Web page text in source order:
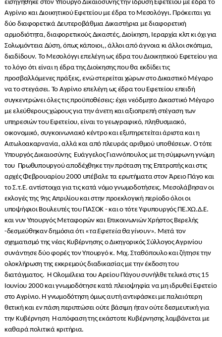
εισηγήθηκε στον Υπουργό Δικαιοσύνης την ίδρυση Εφετείου με έδρα το
Αγρίνιο και Διοικητικού Εφετείου με έδρα το Μεσολόγγι. Πρόκειται γα
δύο διαφορετικά Δευτεροβάθμια Δικαστήρια με διαφορετική
αρμοδιότητα, διαφορετικούς Δικαστές, Διοίκηση, Ιεραρχία κλπ κι όχι για
Σολωμόντεια Δύση, όπως κάποιοι,, άλλοι από άγνοια κι άλλοι σκόπιμα,
διαδίδουν. Το Μεσολόγγι επελέγη ως έδρα του Διοικητικού Εφετείου για
το λόγο ότι είναι η έδρα της Διοίκησης που θα εκδίδει τις
προσβαλλόμενες πράξεις, ενώ στερείται χώρων στο Δικαστικό Μέγαρο
να το στεγάσει. Το Αγρίνιο επελέγη ως έδρα του Εφετείου επειδή
συγκεντρώνει όλες τις προϋποθέσεις: έχει νεόδμητο Δικαστικό Μέγαρο
με ελεύθερους χώρους για την άνετη και αξιοπρεπή στέγαση των
υπηρεσιών του Εφετείου, είναι το γεωγραφικό, πληθυσμιακό,
οικονομικό, συγκοινωνιακό κέντρο και εξυπηρετείται άριστα και η
Αιτωλοακαρνανία, αλλά και από πλευράς αριθμού υποθέσεων. Ο τότε
Υπουργός Δικαιοσύνης Ευάγγελος Γιαννόπουλος με τη σύμφωνη γνώμη
του Πρωθυπουργού αποδέχθηκε την πρόταση της Επιτροπής και στις
αρχές Φεβρουαρίου 2000 υπέβαλε τα ερωτήματα στον Άρειο Πάγο και
το Σ.τ.Ε. αντίστοιχα για τις κατά νόμο γνωμοδοτήσεις. Μεσολάβησαν οι
εκλογές της 9ης Απριλίου και στην προεκλογική περίοδο όλοι οι
υποψήφιοι Βουλευτές του ΠΑΣΟΚ - και ο τότε Υφυπουργός ΠΕ.ΧΩ.Δ.Ε.
και νυν Υπουργός Μεταφορών και Επικοινωνιών Χρήστος Βερελής
-δεσμεύθηκαν δημόσια ότι «τα Εφετεία θα γίνουν». Μετά τον
σχηματισμό της νέας Κυβέρνησης ο Δικηγορικός Σύλλογος Αγρινίου
συνάντησε δύο φορές τον Υπουργό κ. Μιχ. Σταθόπουλο και ζήτησε την
ολοκλήρωση της εκκρεμούς διαδικασίας με την έκδοση του
διατάγματος. Η Ολομέλεια του Αρείου Πάγου συνήλθε τελικά στις 15
Ιουνίου 2000 και γνωμοδότησε κατά πλειοψηφία να μη ιδρυθεί Εφετείο
στο Αγρίνιο. Η γνωμοδότηση όμως αυτή αντιφάσκει με παλαιότερη
θετική και εν πάση περιπτώσει ούτε βάσιμη ήταν ούτε δεσμευτική για
την Κυβέρνηση Η απόφαση της εκάστοτε Κυβέρνησης λαμβάνεται με
καθαρά πολιτικά κριτήρια.